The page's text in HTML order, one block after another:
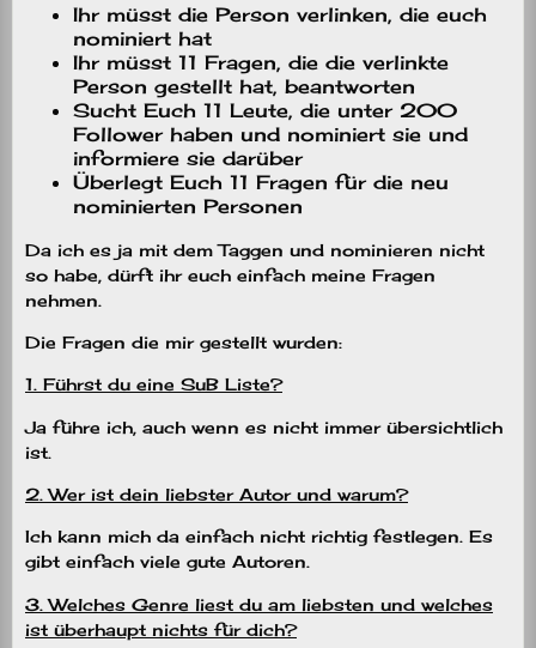
Ihr müsst die Person verlinken, die euch
nominiert hat
Ihr müsst 11 Fragen, die die verlinkte
Person gestellt hat, beantworten
Sucht Euch 11 Leute, die unter 200
Follower haben und nominiert sie und
informiere sie darüber
Überlegt Euch 11 Fragen für die neu
nominierten Personen
Da ich es ja mit dem Taggen und nominieren nicht
so habe, dürft ihr euch einfach meine Fragen
nehmen.
Die Fragen die mir gestellt wurden:
1. Führst du eine SuB Liste?
Ja führe ich, auch wenn es nicht immer übersichtlich
ist.
2. Wer ist dein liebster Autor und warum?
Ich kann mich da einfach nicht richtig festlegen. Es
gibt einfach viele gute Autoren.
3. Welches Genre liest du am liebsten und welches
ist überhaupt nichts für dich?